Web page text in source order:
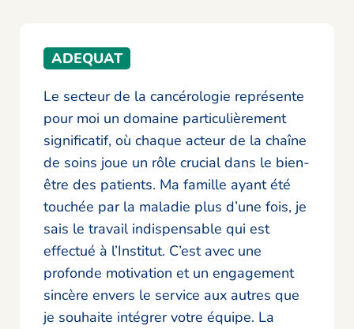
ADEQUAT
Le secteur de la cancérologie représente
pour moi un domaine particulièrement
significatif, où chaque acteur de la chaîne
de soins joue un rôle crucial dans le bien-
être des patients. Ma famille ayant été
touchée par la maladie plus d’une fois, je
sais le travail indispensable qui est
effectué à l’Institut. C’est avec une
profonde motivation et un engagement
sincère envers le service aux autres que
je souhaite intégrer votre équipe. La